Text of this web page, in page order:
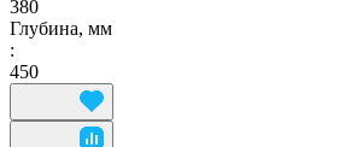
380
Глубина, мм
:
450